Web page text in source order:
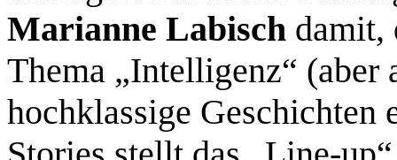
Marianne Labisch damit,
Thema „Intelligenz“
hochklassige